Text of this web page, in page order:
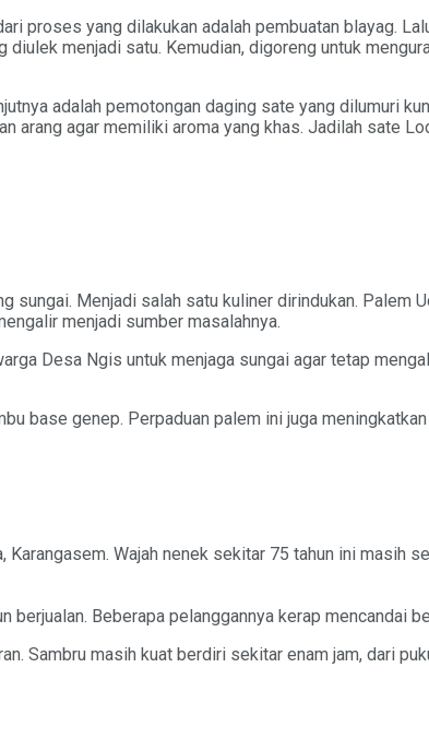
proses yang dilakukan adalah pembuatan blayag.
menjadi satu. Kemudian, digoreng untuk
adalah pemotongan daging sate yang dilumuri
arang agar memiliki aroma yang khas. Jadilah sate
Menjadi salah satu kuliner dirindukan. Palem
menjadi sumber masalahnya.
Desa Ngis untuk menjaga sungai agar tetap
base genep. Perpaduan palem ini juga
Wajah nenek sekitar 75 tahun ini masih
Beberapa pelanggannya kerap mencandai
Sambru masih kuat berdiri sekitar enam jam, dari